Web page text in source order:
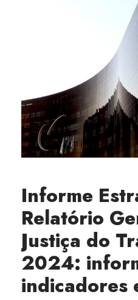
Informe
Relatório
Justiça do
2024:
indicadores